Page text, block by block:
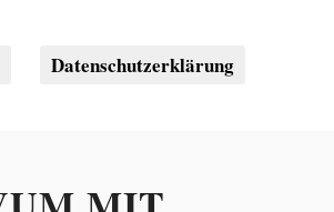
Datenschutzerklärung